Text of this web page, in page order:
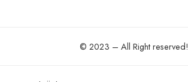
© 2023 – All Right reserved!